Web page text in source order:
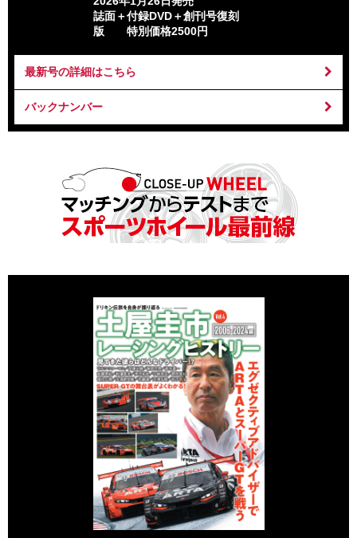
誌面＋付録DVD＋創刊号復刻
版 特別価格2500円
最新号の詳細はこちら
バックナンバー